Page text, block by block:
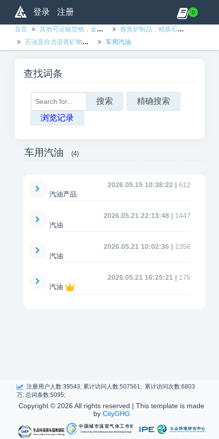
0
登录 注册
首页 其他可运输货物，金属制品、机械和设备除外
炼焦炉制品；精炼石油制品；核燃料
石油及自含沥青矿物中提出的油，原油除外；未另列明的含有70％或70％以上重的石油及自含沥青矿物中提出的油的制品，上述油料是该制品的基础成分
车用汽油
查找词条
搜索
精确搜索
浏览记录
车用汽油 (4)
2026.05.15 10:38:22 | 612
汽油产品
2026.05.21 22:13:48 | 1447
汽油
2026.05.21 10:02:36 | 1356
汽油
2026.05.21 16:25:21 | 175
汽油
注册用户人数:39543; 累计访问人数:507561; 累计访问次数:6803
万; 总词条数:5095;
Copyright © 2026 All rights reserved | This template is made
by CityGHG
中国城市温室气体工作组
China City Greenhouse Gas Working Group